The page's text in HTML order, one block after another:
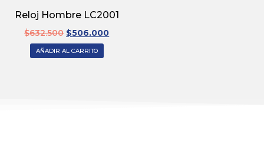
Reloj Hombre LC2001
$632.500 $506.000
AÑADIR AL CARRITO